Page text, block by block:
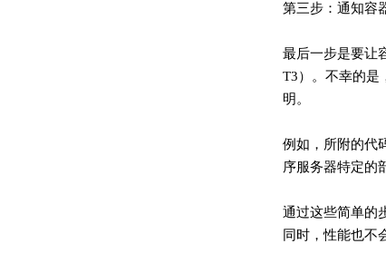
第三步：通知容
最后一步是要让
T3）。不幸的是
明。
例如，所附的代
序服务器特定的
通过这些简单的
同时，性能也不